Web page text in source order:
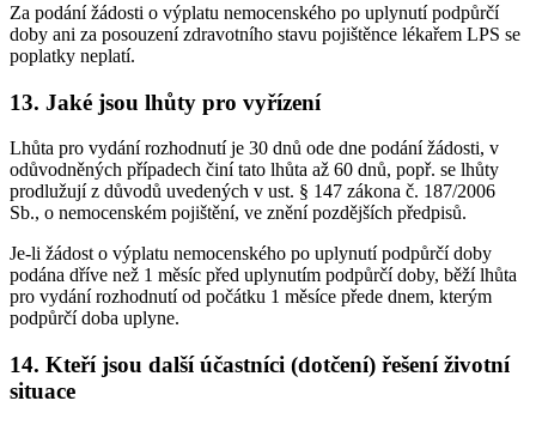
Za podání žádosti o výplatu nemocenského po uplynutí podpůrčí
doby ani za posouzení zdravotního stavu pojištěnce lékařem LPS se
poplatky neplatí.
13. Jaké jsou lhůty pro vyřízení
Lhůta pro vydání rozhodnutí je 30 dnů ode dne podání žádosti, v
odůvodněných případech činí tato lhůta až 60 dnů, popř. se lhůty
prodlužují z důvodů uvedených v ust. § 147 zákona č. 187/2006
Sb., o nemocenském pojištění, ve znění pozdějších předpisů.
Je-li žádost o výplatu nemocenského po uplynutí podpůrčí doby
podána dříve než 1 měsíc před uplynutím podpůrčí doby, běží lhůta
pro vydání rozhodnutí od počátku 1 měsíce přede dnem, kterým
podpůrčí doba uplyne.
14. Kteří jsou další účastníci (dotčení) řešení životní
situace